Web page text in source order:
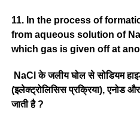
11. In the process of
from aqueous solution of
which gas is given off at
NaCl के जलीय घोल से सोडियम
(इलेक्ट्रोलिसिस प्रक्रिया), एनोड
जाती है ?